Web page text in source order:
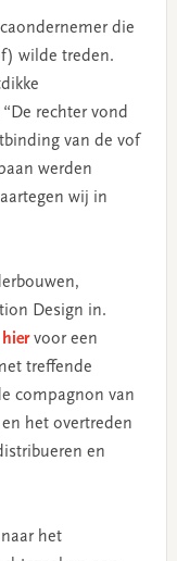
die
wilde treden.
rechter vond
van de vof
werden
wij in
Design in.
hiervoor een
treffende
compagnon van
het overtreden
en
het